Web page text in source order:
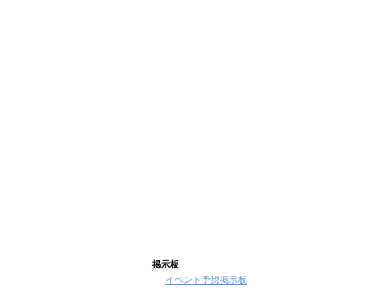
掲示板
イベント予想掲示板